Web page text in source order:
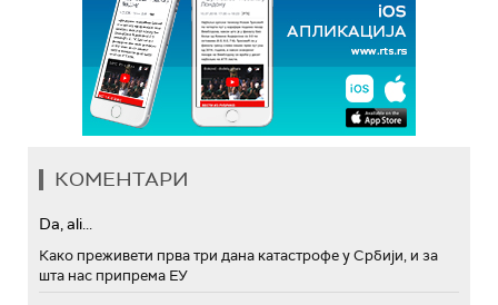
КОМЕНТАРИ
Da, ali...
Како преживети прва три дана катастрофе у Србији, и за
шта нас припрема ЕУ